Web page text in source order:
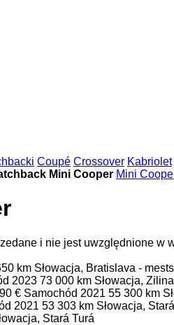
Coupé Crossover Kabriolet
Mini Cooper Mini
i nie jest uwzględnione w
km Słowacja, Bratislava -
2023 73 000 km Słowacja, Zilina
€ Samochód 2021 55 300 km
2021 53 303 km Słowacja,
Stará Turá